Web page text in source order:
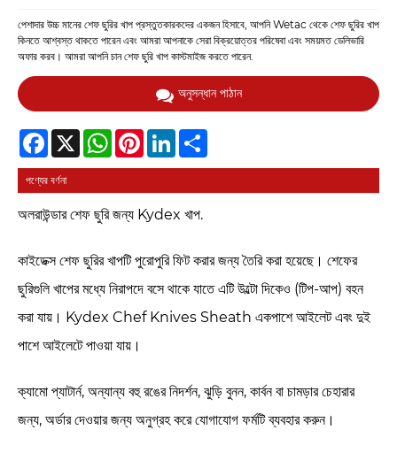
পেশাদার উচ্চ মানের শেফ ছুরির খাপ প্রস্তুতকারকদের একজন হিসাবে, আপনি Wetac থেকে শেফ ছুরির খাপ
কিনতে আশ্বস্ত থাকতে পারেন এবং আমরা আপনাকে সেরা বিক্রয়োত্তর পরিষেবা এবং সময়মত ডেলিভারি
অফার করব। আমরা আপনি চান শেফ ছুরি খাপ কাস্টমাইজ করতে পারেন.
অনুসন্ধান পাঠান
Facebook
X WhatsAppPinterestLinkedIn
পণ্যের বর্ণনা
অলরাউন্ডার শেফ ছুরি জন্য Kydex খাপ.
কাইডেক্স শেফ ছুরির খাপটি পুরোপুরি ফিট করার জন্য তৈরি করা হয়েছে। শেফের
ছুরিগুলি খাপের মধ্যে নিরাপদে বসে থাকে যাতে এটি উল্টো দিকেও (টিপ-আপ) বহন
করা যায়। Kydex Chef Knives Sheath একপাশে আইলেট এবং দুই
পাশে আইলেটে পাওয়া যায়।
ক্যামো প্যাটার্ন, অন্যান্য বহু রঙের নিদর্শন, ঝুড়ি বুনন, কার্বন বা চামড়ার চেহারার
জন্য, অর্ডার দেওয়ার জন্য অনুগ্রহ করে যোগাযোগ ফর্মটি ব্যবহার করুন।